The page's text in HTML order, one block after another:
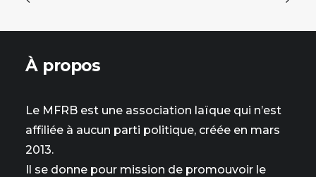
À propos
Le MFRB est une association laïque qui n’est
affiliée à aucun parti politique, créée en mars
2013.
Il se donne pour mission de promouvoir le